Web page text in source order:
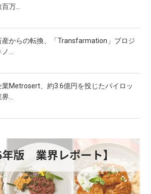
万...
産からの転換、「Transfarmation」プロジ
...
Metrosert、約3.6億円を投じたパイロッ
...